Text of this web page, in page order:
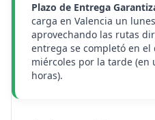
Plazo de Entrega
carga en Valencia un
aprovechando las rutas
entrega se completó en el
miércoles por la tarde (en
horas).